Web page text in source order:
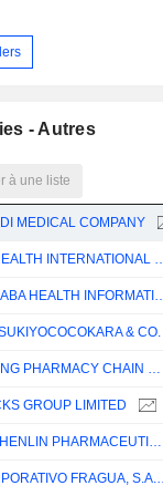
- Autres
à une liste
MEDICAL COMPANY
JD HEALTH
ALIBABA HEALTH
& CO.
YIFENG PHARMACY CHAIN CO., LTD.
GROUP LIMITED
DASHENLIN PHARMACEUTICAL GROUP CO., LTD.